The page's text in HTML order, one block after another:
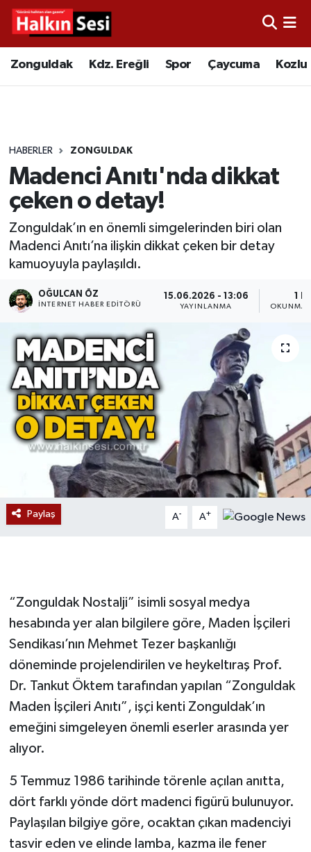
Zonguldak Kdz. Ereğli Spor Çaycuma Kozlu
HABERLER ZONGULDAK
Madenci Anıtı'nda dikkat
çeken o detay!
Zonguldak’ın en önemli simgelerinden biri olan
Madenci Anıtı’na ilişkin dikkat çeken bir detay
kamuoyuyla paylaşıldı.
OĞULCAN ÖZ
İNTERNET HABER EDITÖRÜ
15.06.2026 - 13:06
YAYINLANMA
1
OKUNMA
Paylaş A- A+
“Zonguldak Nostalji” isimli sosyal medya
hesabında yer alan bilgilere göre, Maden İşçileri
Sendikası’nın Mehmet Tezer başkanlığı
döneminde projelendirilen ve heykeltıraş Prof.
Dr. Tankut Öktem tarafından yapılan “Zonguldak
Maden İşçileri Anıtı”, işçi kenti Zonguldak’ın
emeğini simgeleyen önemli eserler arasında yer
alıyor.
5 Temmuz 1986 tarihinde törenle açılan anıtta,
dört farklı yönde dört madenci figürü bulunuyor.
Paylaşılan bilgiye göre, ocaktan çıkan madenciyi
tasvir eden ve elinde lamba, kazma ile fener
Video
Çaycuma
Alaplı
Asayiş
Bartın
Karabük
Devrek
Bolu
ÇEVRE
BİLİM VE TEKNOLOJİ
DUNYA
Düzce
Genel
GÜNDEM
İş ilanı
Kültür - Sanat
MAGAZİN
Merkez Hava Durumu
Tüm Manşetler
Son Dakika Haberleri
Haber Arşivi